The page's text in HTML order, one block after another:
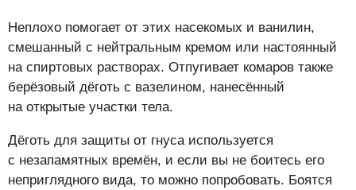
Неплохо помогает от этих насекомых и ванилин,
смешанный с нейтральным кремом или настоянный
на спиртовых растворах. Отпугивает комаров также
берёзовый дёготь с вазелином, нанесённый
на открытые участки тела.
Дёготь для защиты от гнуса используется
с незапамятных времён, и если вы не боитесь его
неприглядного вида, то можно попробовать. Боятся